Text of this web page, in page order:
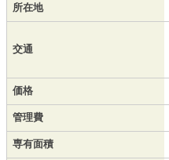
所在地
交通
価格
管理費
専有面積